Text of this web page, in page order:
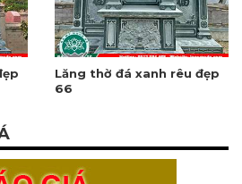
Lăng thờ đá xanh rêu đẹp
66